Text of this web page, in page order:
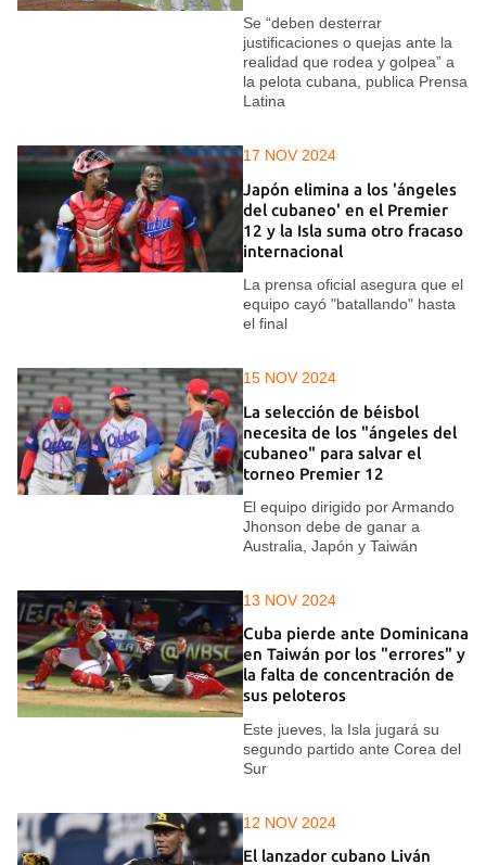
Se “deben desterrar
justificaciones o quejas ante la
realidad que rodea y golpea” a
la pelota cubana, publica Prensa
Latina
17 NOV 2024
Japón elimina a los 'ángeles
del cubaneo' en el Premier
12 y la Isla suma otro fracaso
internacional
La prensa oficial asegura que el
equipo cayó "batallando" hasta
el final
15 NOV 2024
La selección de béisbol
necesita de los "ángeles del
cubaneo" para salvar el
torneo Premier 12
El equipo dirigido por Armando
Jhonson debe de ganar a
Australia, Japón y Taiwán
13 NOV 2024
Cuba pierde ante Dominicana
en Taiwán por los "errores" y
la falta de concentración de
sus peloteros
Este jueves, la Isla jugará su
segundo partido ante Corea del
Sur
12 NOV 2024
El lanzador cubano Liván